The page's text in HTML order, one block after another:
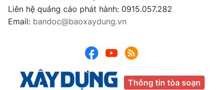
Liên hệ quảng cáo phát hành: 0915.057.282
Email: bandoc@baoxaydung.vn
Thông tin tòa soạn